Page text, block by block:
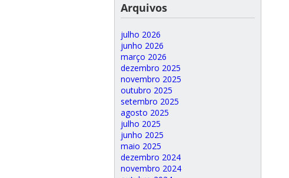
Arquivos
julho 2026
junho 2026
março 2026
dezembro 2025
novembro 2025
outubro 2025
setembro 2025
agosto 2025
julho 2025
junho 2025
maio 2025
dezembro 2024
novembro 2024